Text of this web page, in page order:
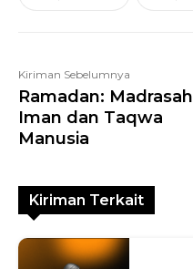
Kiriman Sebelumnya
Ramadan: Madrasah
Iman dan Taqwa
Manusia
Kiriman Terkait